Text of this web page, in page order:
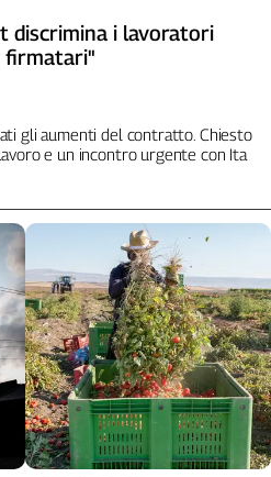
discrimina i lavoratori
firmatari"
gli aumenti del contratto. Chiesto
e un incontro urgente con Ita